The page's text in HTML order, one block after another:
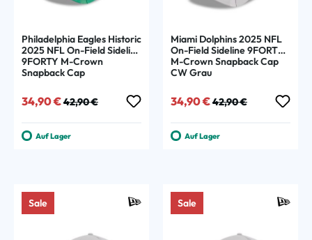
Philadelphia Eagles Historic
2025 NFL On-Field Sideline
9FORTY M-Crown
Snapback Cap
Verkaufspreis:
34,90 € Regulärer Preis:
42,90 €
Auf Lager
Miami Dolphins 2025 NFL
On-Field Sideline 9FORTY
M-Crown Snapback Cap
CW Grau
Verkaufspreis:
34,90 € Regulärer Preis:
42,90 €
Auf Lager
Sale Sale